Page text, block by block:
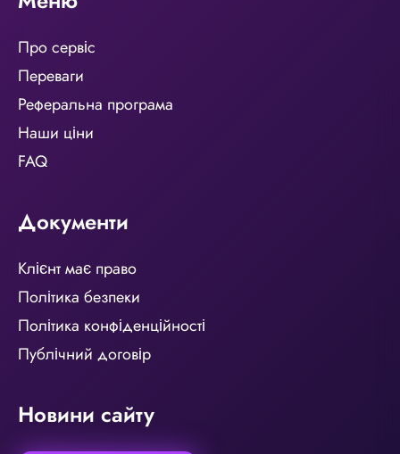
Про сервіс
Переваги
Реферальна програма
Наши ціни
FAQ
Документи
Клієнт має право
Політика безпеки
Політика конфіденційності
Публічний договір
Новини сайту